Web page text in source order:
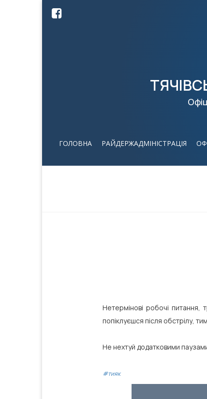
ГОЛОВНА РАЙДЕРЖАДМІНІСТРАЦІЯ
Нетермінові робочі питання,
попіклуєшся після обстрілу,
Не нехтуй додатковими
#тияк